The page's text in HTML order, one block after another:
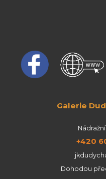
Galerie
Nádražní
+420
Dohodou